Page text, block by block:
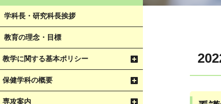
学科長・研究科長挨拶
教育の理念・目標
教学に関する基本ポリシー
保健学科の概要
専攻案内